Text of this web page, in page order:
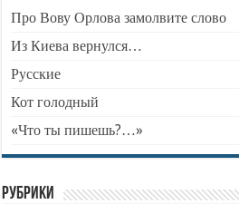
Про Вову Орлова замолвите слово
Из Киева вернулся…
Русские
Кот голодный
«Что ты пишешь?…»
Рубрики